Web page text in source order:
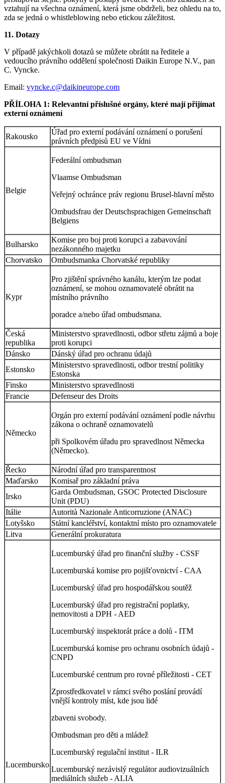
vztahují na všechna oznámení, která jsme obdrželi, bez ohledu na to,
zda se jedná o whistleblowing nebo etickou záležitost.
11. Dotazy
V případě jakýchkoli dotazů se můžete obrátit na ředitele a
vedoucího právního oddělení společnosti Daikin Europe N.V., pan
C. Vyncke.
Email: vyncke.c@daikineurope.com
PŘÍLOHA 1: Relevantní příslušné orgány, které mají přijímat
externí oznámení
Rakousko
Úřad pro externí podávání oznámení o porušení
právních předpisů EU ve Vídni
Belgie
Federální ombudsman
Vlaamse Ombudsman
Veřejný ochránce práv regionu Brusel-hlavní město
Ombudsfrau der Deutschsprachigen Gemeinschaft
Belgiens
Bulharsko
Komise pro boj proti korupci a zabavování
nezákonného majetku
Chorvatsko
Ombudsmanka Chorvatské republiky
Kypr
Pro zjištění správného kanálu, kterým lze podat
oznámení, se mohou oznamovatelé obrátit na
místního právního
poradce a/nebo úřad ombudsmana.
Česká
republika
Ministerstvo spravedlnosti, odbor střetu zájmů a boje
proti korupci
Dánsko
Dánský úřad pro ochranu údajů
Estonsko
Ministerstvo spravedlnosti, odbor trestní politiky
Estonska
Finsko
Ministerstvo spravedlnosti
Francie
Defenseur des Droits
Německo
Orgán pro externí podávání oznámení podle návrhu
zákona o ochraně oznamovatelů
při Spolkovém úřadu pro spravedlnost Německa
(Německo).
Řecko
Národní úřad pro transparentnost
Maďarsko
Komisař pro základní práva
Irsko
Garda Ombudsman, GSOC Protected Disclosure
Unit (PDU)
Itálie
Autorità Nazionale Anticorruzione (ANAC)
Lotyšsko
Státní kancléřství, kontaktní místo pro oznamovatele
Litva
Generální prokuratura
Lucembursko
Lucemburský úřad pro finanční služby - CSSF
Lucemburská komise pro pojišťovnictví - CAA
Lucemburský úřad pro hospodářskou soutěž
Lucemburský úřad pro registrační poplatky,
nemovitosti a DPH - AED
Lucemburský inspektorát práce a dolů - ITM
Lucemburská komise pro ochranu osobních údajů -
CNPD
Lucemburské centrum pro rovné příležitosti - CET
Zprostředkovatel v rámci svého poslání provádí
vnější kontroly míst, kde jsou lidé
zbaveni svobody.
Ombudsman pro děti a mládež
Lucemburský regulační institut - ILR
Lucemburský nezávislý regulátor audiovizuálních
mediálních služeb - ALIA